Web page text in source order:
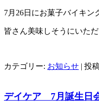
7月26日にお菓子バイキン
皆さん美味しそうにいた
カテゴリー: お知らせ | 投
デイケア 7月誕生日